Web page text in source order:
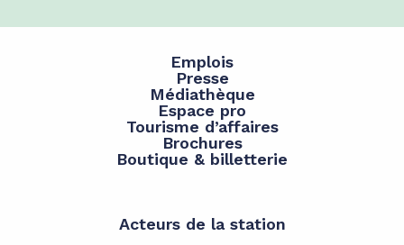
Emplois
Presse
Médiathèque
Espace pro
Tourisme d’affaires
Brochures
Boutique & billetterie
Acteurs de la station